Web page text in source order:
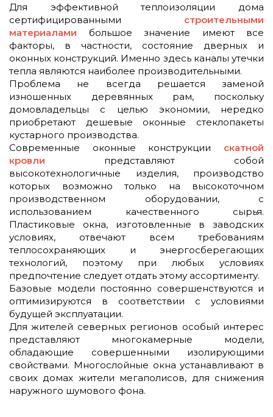
Для эффективной теплоизоляции дома
сертифицированными строительными
материалами большое значение имеют все
факторы, в частности, состояние дверных и
оконных конструкций. Именно здесь каналы утечки
тепла являются наиболее производительными.
Проблема не всегда решается заменой
изношенных деревянных рам, поскольку
домовладельцы с целью экономии, нередко
приобретают дешевые оконные стеклопакеты
кустарного производства.
Современные оконные конструкции скатной
кровли представляют собой
высокотехнологичные изделия, производство
которых возможно только на высокоточном
производственном оборудовании, с
использованием качественного сырья.
Пластиковые окна, изготовленные в заводских
условиях, отвечают всем требованиям
теплосохраняющих и энергосберегающих
технологий, поэтому при любых условиях
предпочтение следует отдать этому ассортименту.
Базовые модели постоянно совершенствуются и
оптимизируются в соответствии с условиями
будущей эксплуатации.
Для жителей северных регионов особый интерес
представляют многокамерные модели,
обладающие совершенными изолирующими
свойствами. Многослойные окна устанавливают в
своих домах жители мегаполисов, для снижения
наружного шумового фона.